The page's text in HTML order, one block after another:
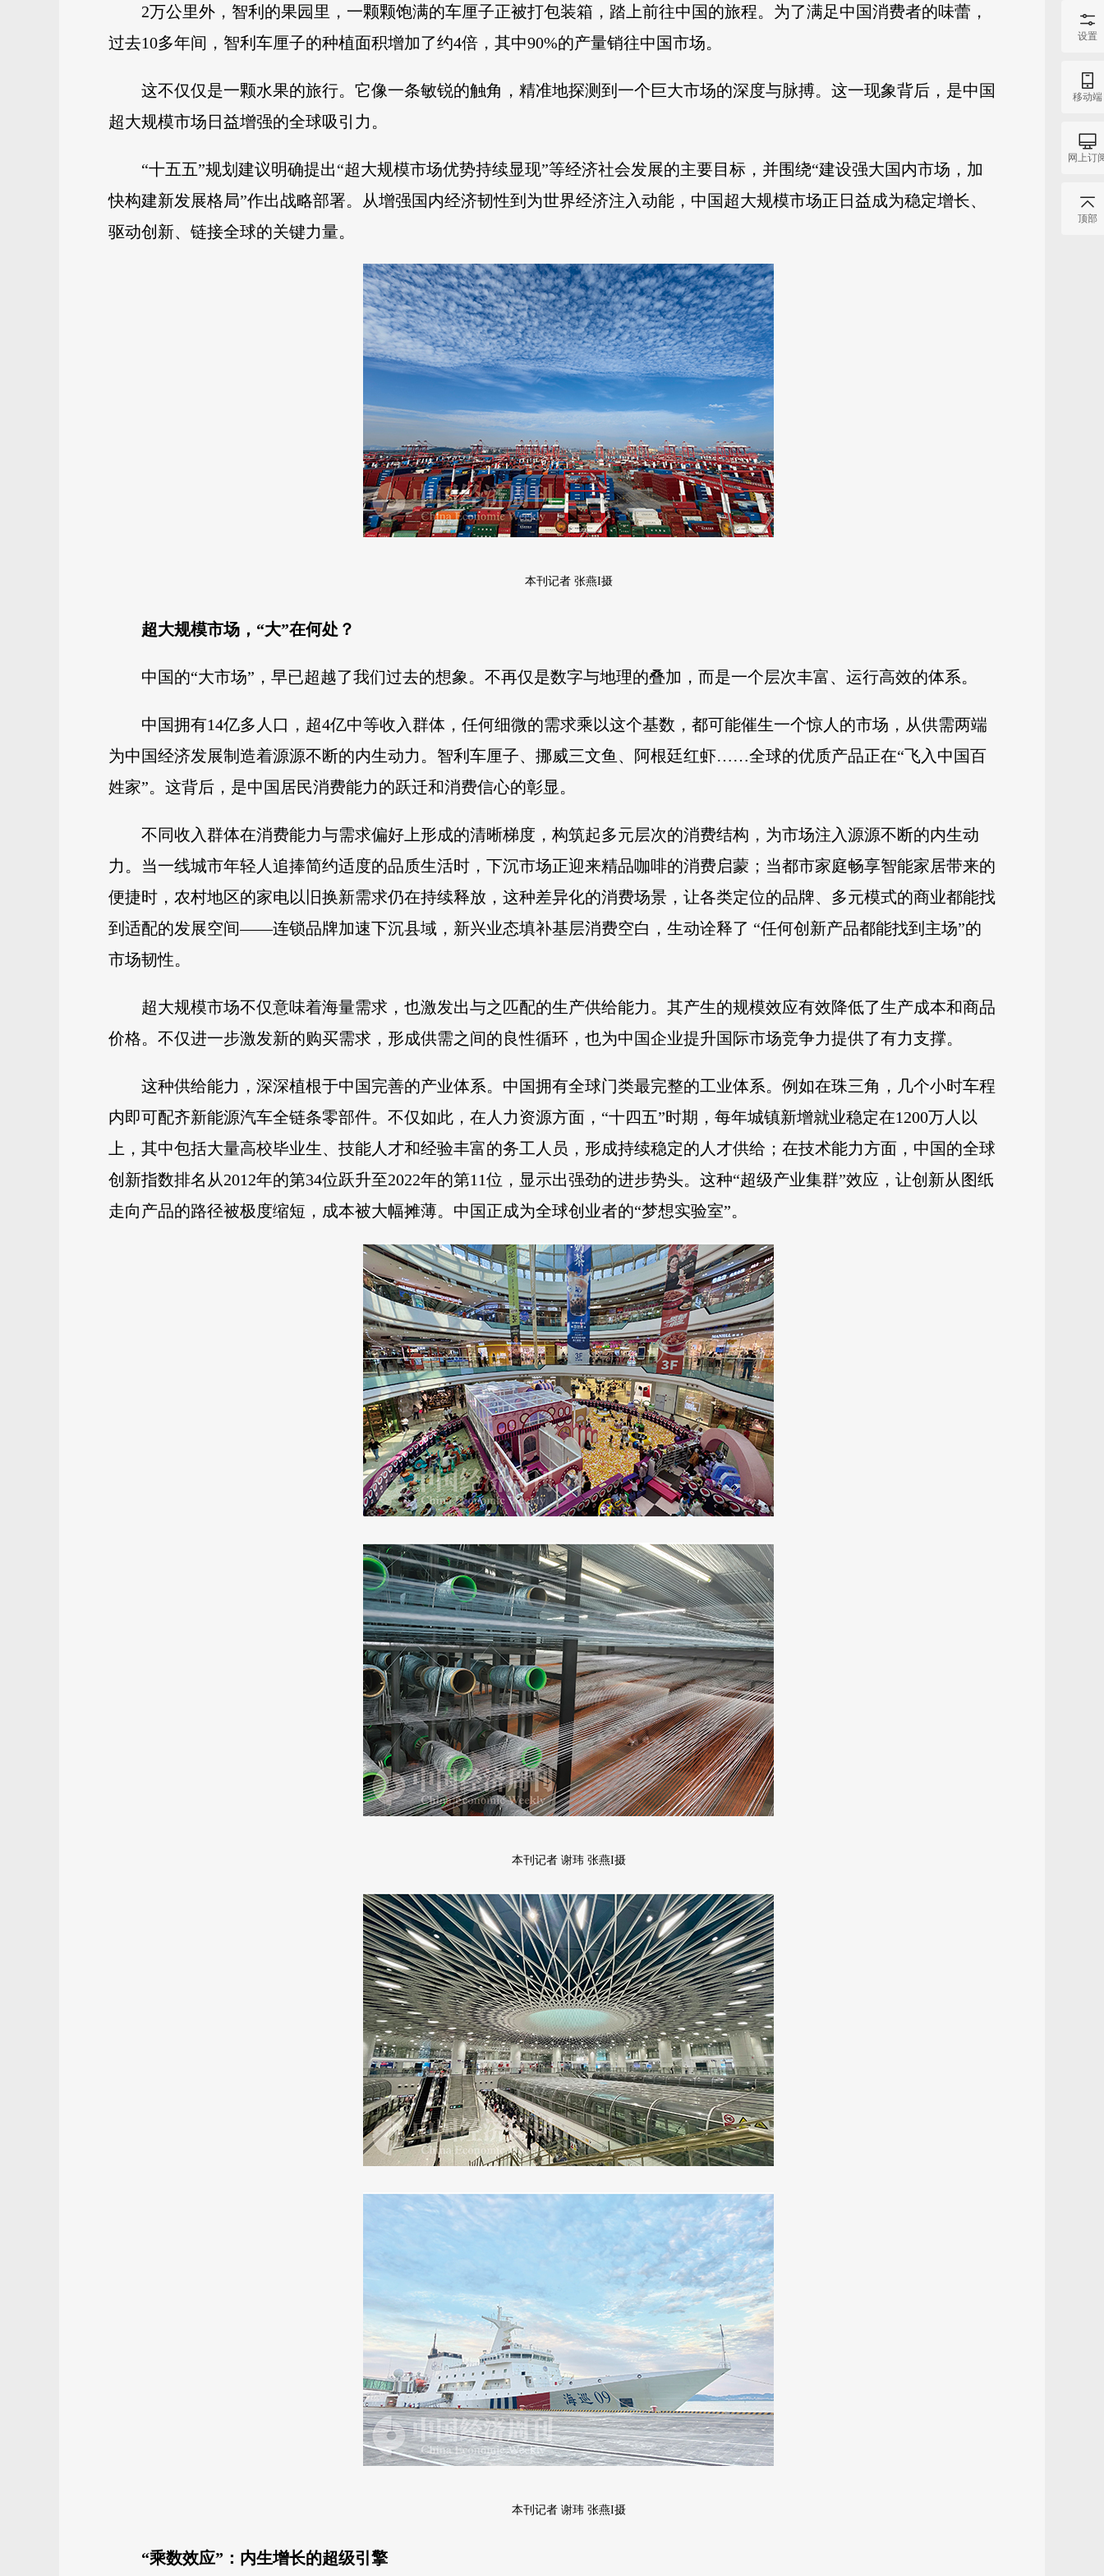
2万公里外，智利的果园里，一颗颗饱满的车厘子正被打包装箱，踏上前往中国的旅程。为了满足中国消费者的味蕾，
过去10多年间，智利车厘子的种植面积增加了约4倍，其中90%的产量销往中国市场。
这不仅仅是一颗水果的旅行。它像一条敏锐的触角，精准地探测到一个巨大市场的深度与脉搏。这一现象背后，是中国
超大规模市场日益增强的全球吸引力。
“十五五”规划建议明确提出“超大规模市场优势持续显现”等经济社会发展的主要目标，并围绕“建设强大国内市场，加
快构建新发展格局”作出战略部署。从增强国内经济韧性到为世界经济注入动能，中国超大规模市场正日益成为稳定增长、
驱动创新、链接全球的关键力量。
本刊记者 张燕I摄
超大规模市场，“大”在何处？
中国的“大市场”，早已超越了我们过去的想象。不再仅是数字与地理的叠加，而是一个层次丰富、运行高效的体系。
中国拥有14亿多人口，超4亿中等收入群体，任何细微的需求乘以这个基数，都可能催生一个惊人的市场，从供需两端
为中国经济发展制造着源源不断的内生动力。智利车厘子、挪威三文鱼、阿根廷红虾……全球的优质产品正在“飞入中国百
姓家”。这背后，是中国居民消费能力的跃迁和消费信心的彰显。
不同收入群体在消费能力与需求偏好上形成的清晰梯度，构筑起多元层次的消费结构，为市场注入源源不断的内生动
力。当一线城市年轻人追捧简约适度的品质生活时，下沉市场正迎来精品咖啡的消费启蒙；当都市家庭畅享智能家居带来的
便捷时，农村地区的家电以旧换新需求仍在持续释放，这种差异化的消费场景，让各类定位的品牌、多元模式的商业都能找
到适配的发展空间——连锁品牌加速下沉县域，新兴业态填补基层消费空白，生动诠释了 “任何创新产品都能找到主场”的
市场韧性。
超大规模市场不仅意味着海量需求，也激发出与之匹配的生产供给能力。其产生的规模效应有效降低了生产成本和商品
价格。不仅进一步激发新的购买需求，形成供需之间的良性循环，也为中国企业提升国际市场竞争力提供了有力支撑。
这种供给能力，深深植根于中国完善的产业体系。中国拥有全球门类最完整的工业体系。例如在珠三角，几个小时车程
内即可配齐新能源汽车全链条零部件。不仅如此，在人力资源方面，“十四五”时期，每年城镇新增就业稳定在1200万人以
上，其中包括大量高校毕业生、技能人才和经验丰富的务工人员，形成持续稳定的人才供给；在技术能力方面，中国的全球
创新指数排名从2012年的第34位跃升至2022年的第11位，显示出强劲的进步势头。这种“超级产业集群”效应，让创新从图纸
走向产品的路径被极度缩短，成本被大幅摊薄。中国正成为全球创业者的“梦想实验室”。
本刊记者 谢玮 张燕I摄
本刊记者 谢玮 张燕I摄
“乘数效应”：内生增长的超级引擎
设置
移动端
网上订
顶部